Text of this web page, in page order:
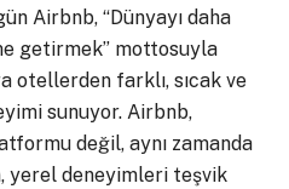
Airbnb, “Dünyayı daha
getirmek” mottosuyla
otellerden farklı, sıcak ve
sunuyor. Airbnb,
değil, aynı zamanda
yerel deneyimleri teşvik